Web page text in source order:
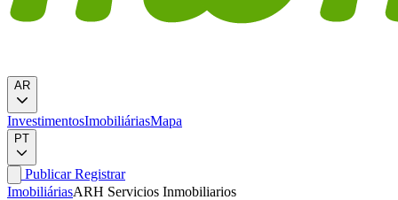
AR
InvestimentosImobiliáriasMapa
PT
PublicarRegistrar
ImobiliáriasARH Servicios Inmobiliarios